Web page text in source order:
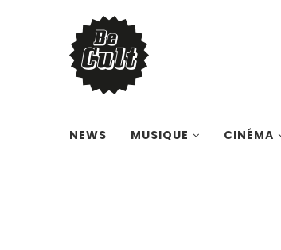
NEWS MUSIQUE CINÉMA